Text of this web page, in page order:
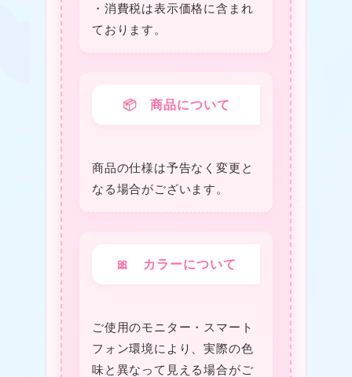
・消費税は表⽰価格に含まれ
ております。
📦 商品について
商品の仕様は予告なく変更と
なる場合がございます。
🎀 カラーについて
ご使用のモニター・スマート
フォン環境により、実際の色
味と異なって見える場合がご
❤